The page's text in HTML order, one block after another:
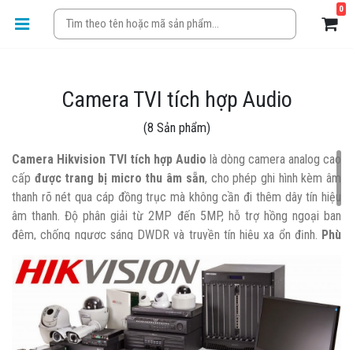
0
Camera TVI tích hợp Audio
(8 Sản phẩm)
Camera Hikvision TVI tích hợp Audio là dòng camera analog cao
cấp được trang bị micro thu âm sẵn, cho phép ghi hình kèm âm
thanh rõ nét qua cáp đồng trục mà không cần đi thêm dây tín hiệu
âm thanh. Độ phân giải từ 2MP đến 5MP, hỗ trợ hồng ngoại ban
đêm, chống ngược sáng DWDR và truyền tín hiệu xa ổn định. Phù
cần giám sát hình ảnh kèm âm thanh tiện lợi.